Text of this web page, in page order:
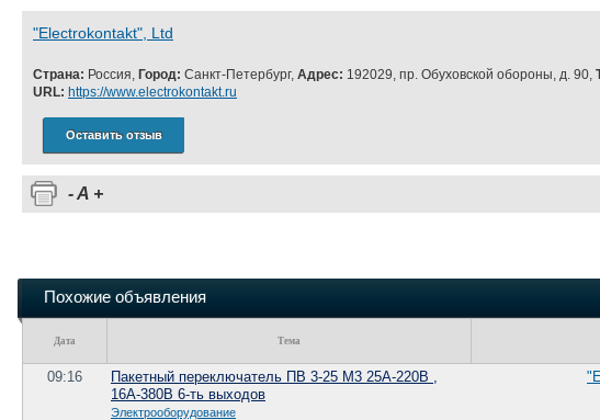
"Electrokontakt", Ltd
Страна: Россия, Город: Санкт-Петербург, Адрес: 192029, пр. Обуховской обороны, д. 90,
URL: https://www.electrokontakt.ru
Оставить отзыв
-A +
Похожие объявления
Дата Тема
09:16
Пакетный переключатель ПВ 3-25 М3 25А-220В ,
16А-380В 6-ть выходов
Электрооборудование